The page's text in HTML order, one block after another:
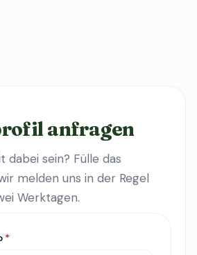
anfragen
dabei sein? Fülle das
melden uns in der Regel
Werktagen.
*